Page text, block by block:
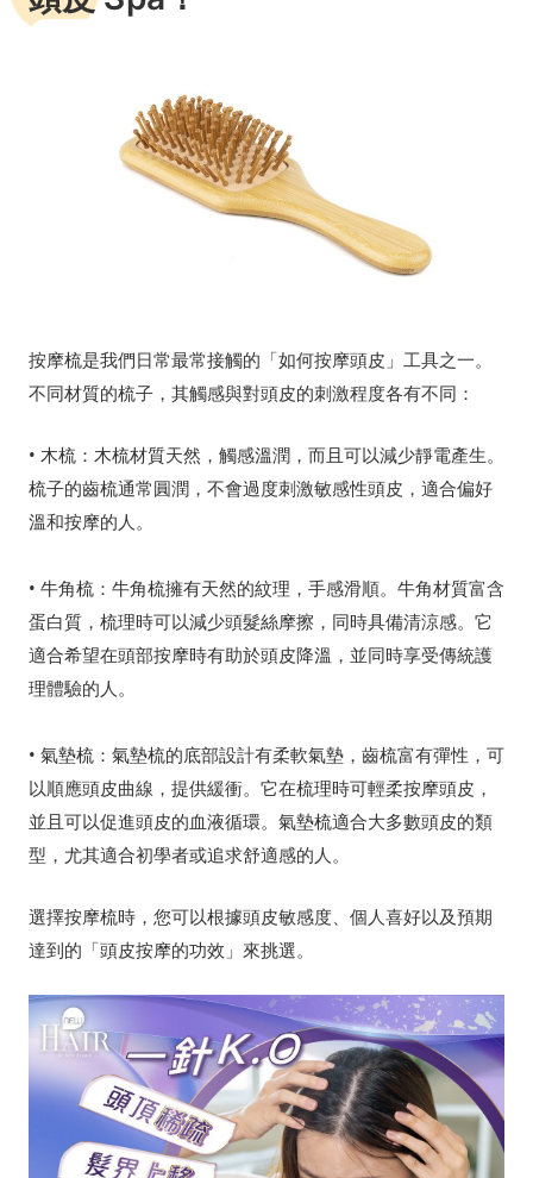
按摩梳是我們日常最常接觸的「如何按摩頭皮」工具之一。
不同材質的梳子，其觸感與對頭皮的刺激程度各有不同：
• 木梳：木梳材質天然，觸感溫潤，而且可以減少靜電產生。
梳子的齒梳通常圓潤，不會過度刺激敏感性頭皮，適合偏好
溫和按摩的人。
• 牛角梳：牛角梳擁有天然的紋理，手感滑順。牛角材質富含
蛋白質，梳理時可以減少頭髮絲摩擦，同時具備清涼感。它
適合希望在頭部按摩時有助於頭皮降溫，並同時享受傳統護
理體驗的人。
• 氣墊梳：氣墊梳的底部設計有柔軟氣墊，齒梳富有彈性，可
以順應頭皮曲線，提供緩衝。它在梳理時可輕柔按摩頭皮，
並且可以促進頭皮的血液循環。氣墊梳適合大多數頭皮的類
型，尤其適合初學者或追求舒適感的人。
選擇按摩梳時，您可以根據頭皮敏感度、個人喜好以及預期
達到的「頭皮按摩的功效」來挑選。